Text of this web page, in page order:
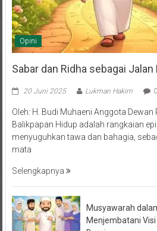
Opini
Sabar dan Ridha sebagai Jalan
Balikpapan Hidup adalah rangkaian
menyuguhkan tawa dan bahagia,
mata
Menjembatani Visi
Bumi